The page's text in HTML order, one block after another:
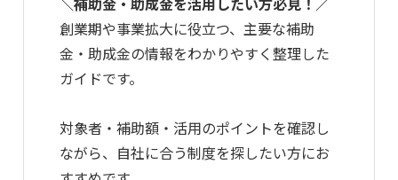
創業期や事業拡大に役立つ、主要な補助
金・助成金の情報をわかりやすく整理した
ガイドです。
対象者・補助額・活用のポイントを確認し
ながら、自社に合う制度を探したい方にお